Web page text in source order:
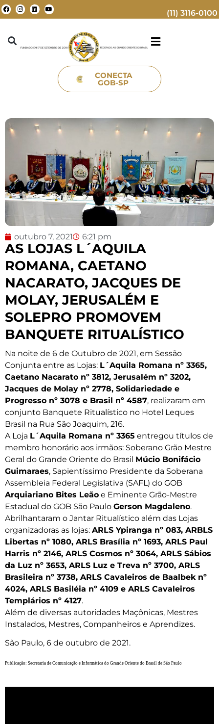
(11) 3116-0100
CONECTA
GOB-SP
outubro 7, 2021 6:21 pm
AS LOJAS L´AQUILA
ROMANA, CAETANO
NACARATO, JACQUES DE
MOLAY, JERUSALÉM E
SOLEPRO PROMOVEM
BANQUETE RITUALÍSTICO
Na noite de 6 de Outubro de 2021, em Sessão
Conjunta entre as Lojas: L´Aquila Romana nº 3365,
Caetano Nacarato nº 3812, Jerusalém nº 3202,
Jacques de Molay nº 2778, Solidariedade e
Progresso nº 3078 e Brasil nº 4587, realizaram em
conjunto Banquete Ritualístico no Hotel Leques
Brasil na Rua São Joaquim, 216.
A Loja L´Aquila Romana nº 3365 entregou títulos de
membro honorário aos irmãos: Soberano Grão Mestre
Geral do Grande Oriente do Brasil Múcio Bonifácio
Guimaraes, Sapientíssimo Presidente da Soberana
Assembleia Federal Legislativa (SAFL) do GOB
Arquiariano Bites Leão e Eminente Grão-Mestre
Estadual do GOB São Paulo Gerson Magdaleno.
Abrilhantaram o Jantar Ritualístico além das Lojas
organizadoras as lojas: ARLS Ypiranga nº 083, ARBLS
Libertas nº 1080, ARLS Brasília nº 1693, ARLS Paul
Harris nº 2146, ARLS Cosmos nº 3064, ARLS Sábios
da Luz nº 3653, ARLS Luz e Treva nº 3700, ARLS
Brasileira nº 3738, ARLS Cavaleiros de Baalbek nº
4024, ARLS Basiléia nº 4109 e ARLS Cavaleiros
Templários nº 4127.
Além de diversas autoridades Maçônicas, Mestres
Instalados, Mestres, Companheiros e Aprendizes.
São Paulo, 6 de outubro de 2021.
Publicação: Secretaria de Comunicação e Informática do Grande Oriente do Brasil de São Paulo